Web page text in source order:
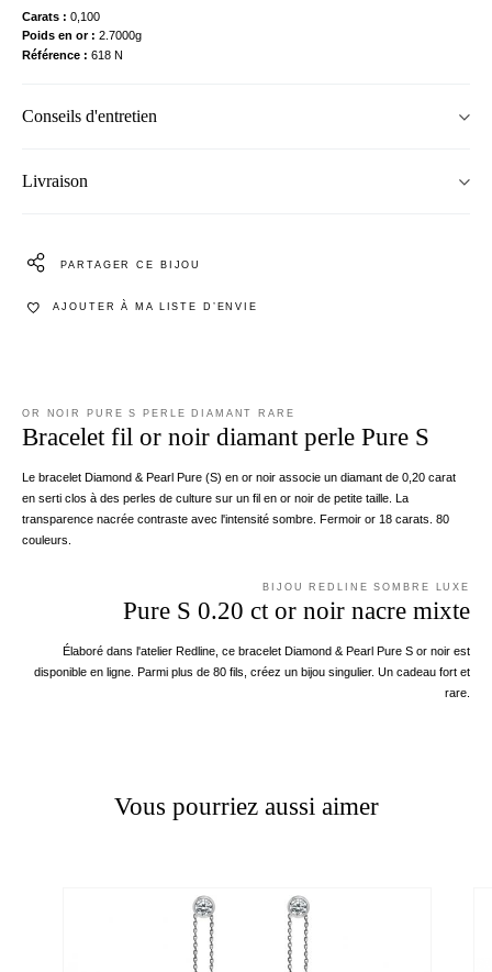
Carats
0,100
Poids en or
2.7000g
Référence
618 N
Conseils d'entretien
Livraison
PARTAGER CE BIJOU
AJOUTER À MA LISTE D’ENVIE
OR NOIR PURE S PERLE DIAMANT RARE
Bracelet fil or noir diamant perle Pure S
Le bracelet Diamond & Pearl Pure (S) en or noir associe un diamant de 0,20 carat
en serti clos à des perles de culture sur un fil en or noir de petite taille. La
transparence nacrée contraste avec l'intensité sombre. Fermoir or 18 carats. 80
couleurs.
BIJOU REDLINE SOMBRE LUXE
Pure S 0.20 ct or noir nacre mixte
Élaboré dans l'atelier Redline, ce bracelet Diamond & Pearl Pure S or noir est
disponible en ligne. Parmi plus de 80 fils, créez un bijou singulier. Un cadeau fort et
rare.
Vous pourriez aussi aimer